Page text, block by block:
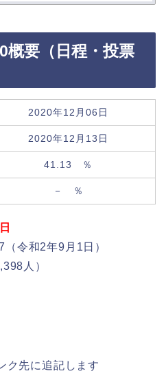
概要（日程・投票
2020年12月06日
2020年12月13日
41.13 ％
－ ％
令和2年9月1日）
人）
ク先に追記します